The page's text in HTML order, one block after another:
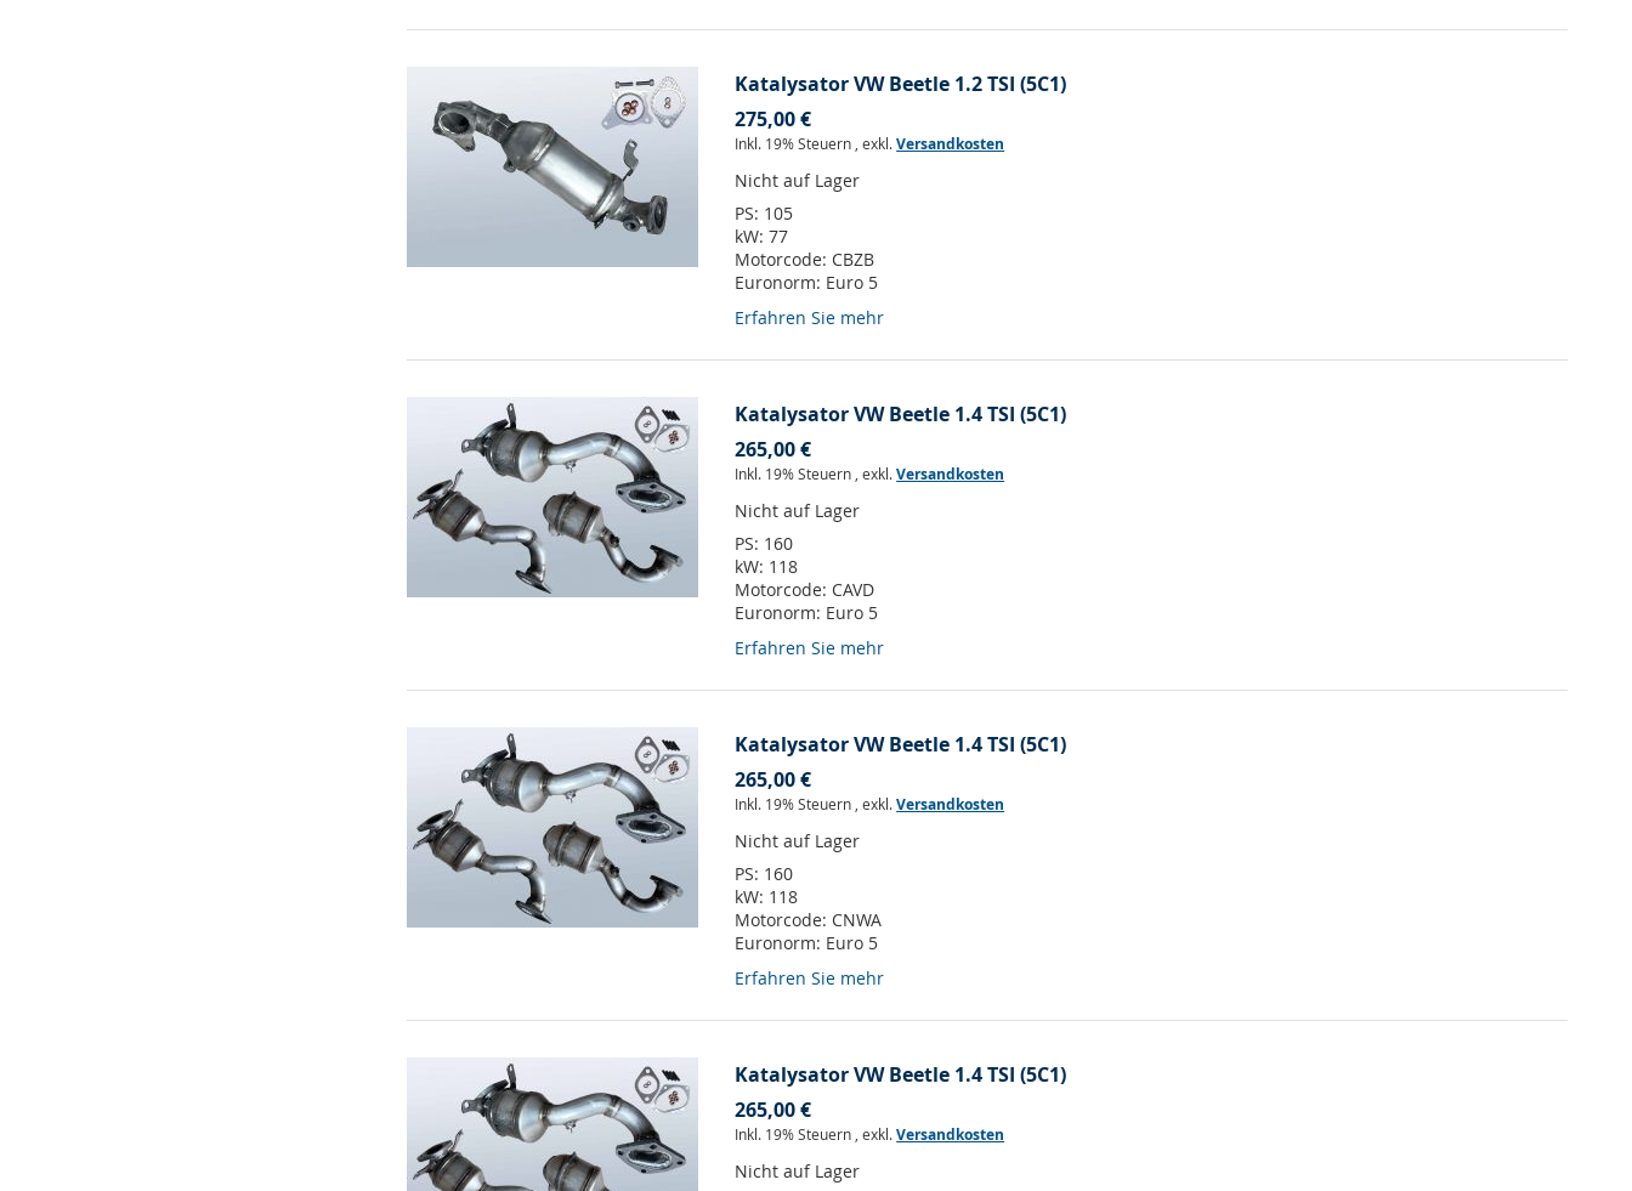
Katalysator VW Beetle 1.2 TSI (5C1)
275,00 €
Inkl. 19% Steuern ,exkl.Versandkosten
Nicht auf Lager
PS: 105
kW:77
Motorcode: CBZB
Euronorm: Euro 5
Erfahren Sie mehr
Katalysator VW Beetle 1.4 TSI (5C1)
265,00 €
Inkl. 19% Steuern ,exkl.Versandkosten
Nicht auf Lager
PS: 160
kW: 118
Motorcode: CAVD
Euronorm: Euro 5
Erfahren Sie mehr
Katalysator VW Beetle 1.4 TSI (5C1)
265,00 €
Inkl. 19% Steuern ,exkl.Versandkosten
Nicht auf Lager
PS: 160
kW: 118
Motorcode: CNWA
Euronorm: Euro 5
Erfahren Sie mehr
Katalysator VW Beetle 1.4 TSI (5C1)
265,00 €
Inkl. 19% Steuern ,exkl.Versandkosten
Nicht auf Lager